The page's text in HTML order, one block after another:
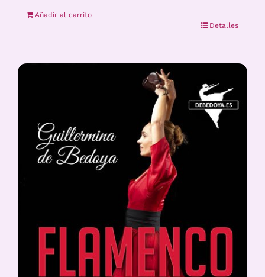
Añadir al carrito
Detalles